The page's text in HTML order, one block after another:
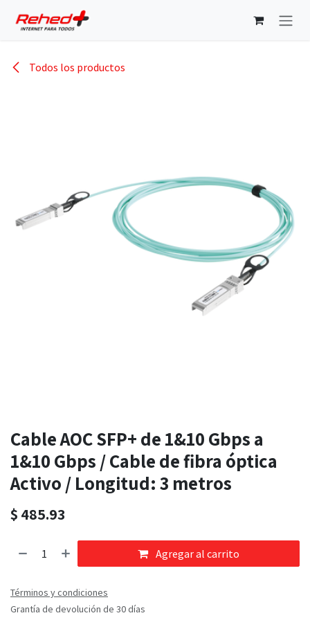
Todos los productos
Cable AOC SFP+ de 1&10 Gbps a
1&10 Gbps / Cable de fibra óptica
Activo / Longitud: 3 metros
$ 485.93
Agregar al carrito
Términos y condiciones
Grantía de devolución de 30 días